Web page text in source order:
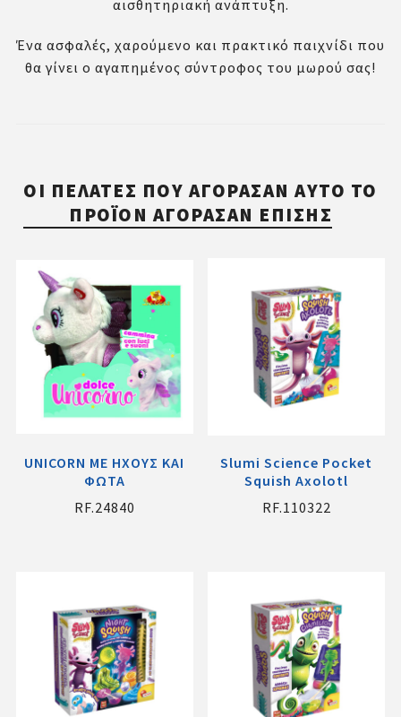
αισθητηριακή ανάπτυξη.
Ένα ασφαλές, χαρούμενο και πρακτικό παιχνίδι που
θα γίνει ο αγαπημένος σύντροφος του μωρού σας!
ΟΙ ΠΕΛΆΤΕΣ ΠΟΥ ΑΓΌΡΑΣΑΝ ΑΥΤΌ ΤΟ
ΠΡΟΪΌΝ ΑΓΌΡΑΣΑΝ ΕΠΊΣΗΣ
UNICORN ΜΕ ΗΧΟΥΣ ΚΑΙ
ΦΩΤΑ
RF.24840
Slumi Science Pocket
Squish Axolotl
RF.110322